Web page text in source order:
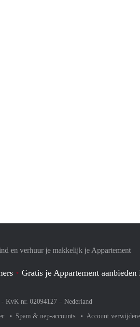
en verhuur je makkelijk je Appartement
Gratis je Appartement
- KvK nr. 02094127 – Nederland
Spam & nep-accounts Account